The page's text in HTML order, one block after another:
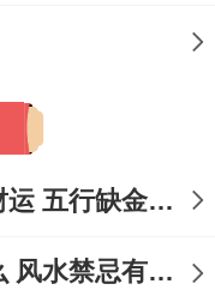
五行缺金的人是不是没有财运 五行缺金的人命运好不好
五行缺火的人需要注意什么 风水禁忌有哪些